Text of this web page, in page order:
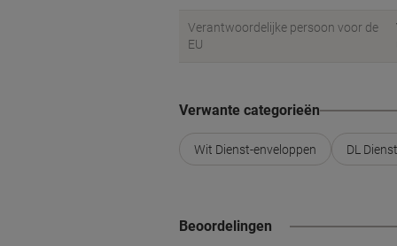
Verantwoordelijke persoon voor de
EU
Verwante categorieën
Wit Dienst-enveloppen DL
Beoordelingen